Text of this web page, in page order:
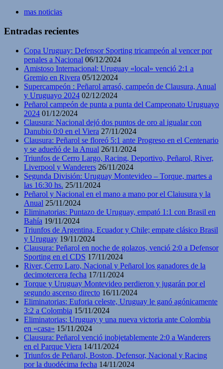
mas noticias
Entradas recientes
Copa Uruguay: Defensor Sporting tricampeón al vencer por
penales a Nacional 06/12/2024
Amistoso Internacional: Uruguay «local» venció 2:1 a
Gremio en Rivera 05/12/2024
Supercampeón : Peñarol arrasó, campeón de Clausura, Anual
y Uruguayo 2024 02/12/2024
Peñarol campeón de punta a punta del Campeonato Uruguayo
2024 01/12/2024
Clausura: Nacional dejó dos puntos de oro al igualar con
Danubio 0:0 en el Viera 27/11/2024
Clausura: Peñarol se floreó 5:1 ante Progreso en el Centenario
y se adueñó de la Anual 26/11/2024
Triunfos de Cerro Largo, Racing, Deportivo, Peñarol, River,
Liverpool y Wanderers 26/11/2024
Segunda División: Uruguay Montevideo – Torque, martes a
las 16:30 hs. 25/11/2024
Peñarol y Nacional en el mano a mano por el Claiusura y la
Anual 25/11/2024
Eliminatorias: Puntazo de Uruguay, empató 1:1 con Brasil en
Bahía 19/11/2024
Triunfos de Argentina, Ecuador y Chile; empate clásico Brasil
y Uruguay 19/11/2024
Clausura: Peñarol en noche de golazos, venció 2:0 a Defensor
Sporting en el CDS 17/11/2024
River, Cerro Laro, Nacional y Peñarol los ganadores de la
decimotercera fecha 17/11/2024
Torque y Uruguay Montevideo perdieron y jugarán por el
segundo ascenso directo 16/11/2024
Eliminatorias: Euforia celeste, Uruguay le ganó agónicamente
3:2 a Colombia 15/11/2024
Eliminatorias: Uruguay y una nueva victoria ante Colombia
en «casa» 15/11/2024
Clausura: Peñarol venció inobjetablemente 2:0 a Wanderers
en el Parque Viera 14/11/2024
Triunfos de Peñarol, Boston, Defensor, Nacional y Racing
por la duodécima fecha 14/11/2024